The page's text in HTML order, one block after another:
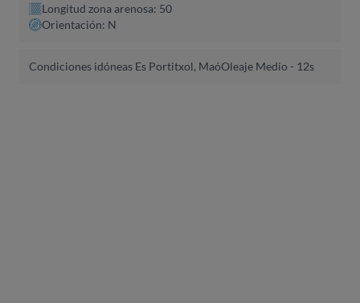
Longitud zona arenosa: 50
Orientación: N
Condiciones idóneas Es Portitxol, MaóOleaje Medio - 12s